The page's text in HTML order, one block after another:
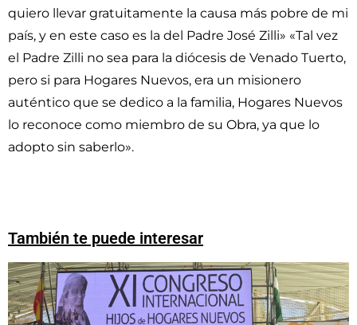
quiero llevar gratuitamente la causa más pobre de mi
país, y en este caso es la del Padre José Zilli» «Tal vez
el Padre Zilli no sea para la diócesis de Venado Tuerto,
pero si para Hogares Nuevos, era un misionero
auténtico que se dedico a la familia, Hogares Nuevos
lo reconoce como miembro de su Obra, ya que lo
adopto sin saberlo».
También te puede interesar